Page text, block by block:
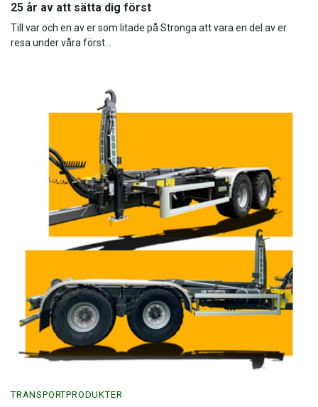
25 år av att sätta dig först
Till var och en av er som litade på Stronga att vara en del av er
resa under våra först...
TRANSPORTPRODUKTER